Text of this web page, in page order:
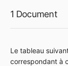
1 Document
Le tableau
correspondant à